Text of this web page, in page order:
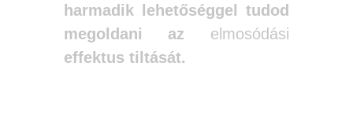
harmadik lehetőséggel tudod
megoldani az elmosódási
effektus tiltását.